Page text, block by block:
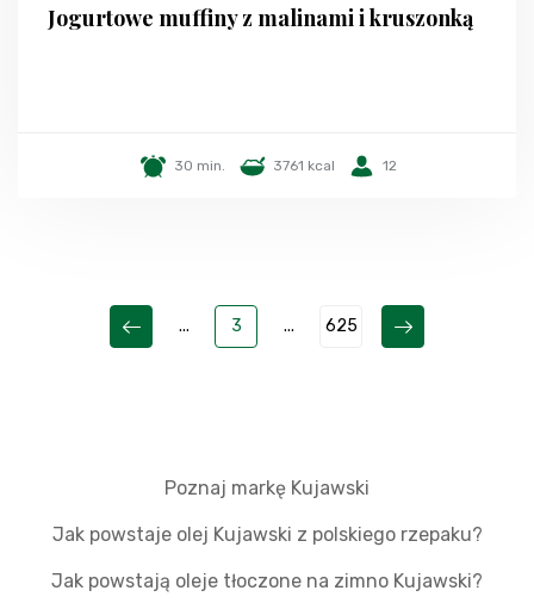
Jogurtowe muffiny z malinami i kruszonką
30 min. 3761 kcal 12
... 3 ... 625
Poznaj markę Kujawski
Jak powstaje olej Kujawski z polskiego rzepaku?
Jak powstają oleje tłoczone na zimno Kujawski?